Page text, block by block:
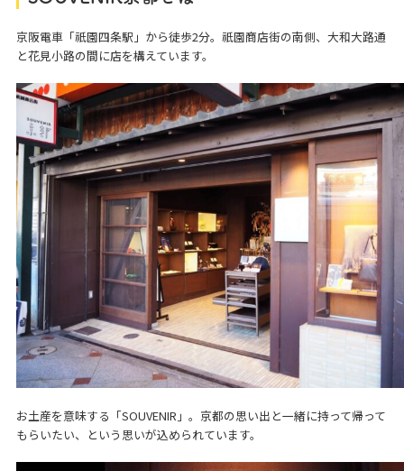
京阪電車「祇園四条駅」から徒歩2分。祇園商店街の南側、大和大路通
と花見小路の間に店を構えています。
お土産を意味する「SOUVENIR」。京都の思い出と一緒に持って帰って
もらいたい、という思いが込められています。